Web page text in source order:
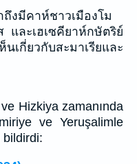
ถึงมีคาห์ชาวเมืองโม
และเฮเซคียาห์กษัตริย์
เกี่ยวกับสะมาเรียและ
Hizkiya zamanında
ve Yeruşalimle